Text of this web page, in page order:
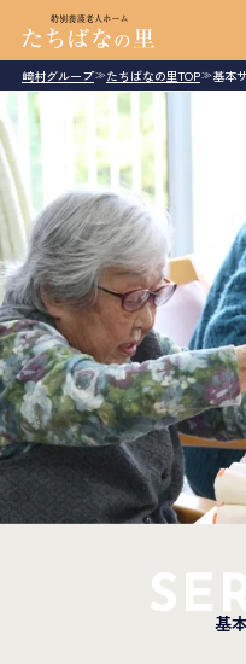
崎村グループ≫たちばなの里TOP≫基本
基